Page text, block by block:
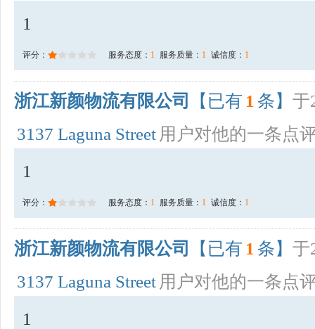
1
评分： 服务态度： 1 服务质量： 1 诚信度： 1
浙江新颜物流有限公司 【已有 1 条】 于
3137 Laguna Street 用户对他的一条点
1
评分： 服务态度： 1 服务质量： 1 诚信度： 1
浙江新颜物流有限公司 【已有 1 条】 于
3137 Laguna Street 用户对他的一条点
1